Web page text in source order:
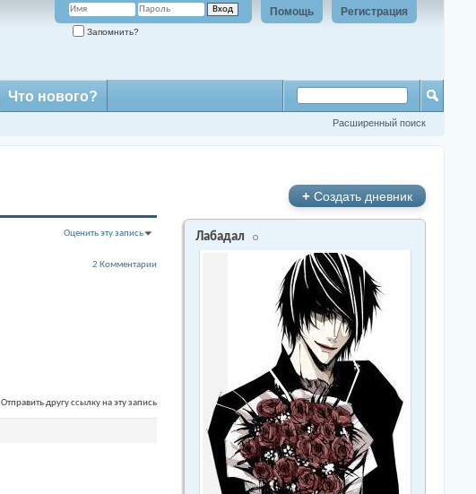
Регистрация
Помощь
Запомнить?
Что нового?
Расширенный поиск
Оценить эту запись
2 Комментарии
Отправить другу ссылку на эту запись
+ Создать дневник
Лабадал